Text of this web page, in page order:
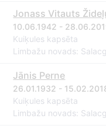
Jonass Vitauts
10.06.1942 -
Kuiķules kapsēta
Limbažu novads:
Jānis Perne
26.01.1932 -
Kuiķules kapsēta
Limbažu novads: